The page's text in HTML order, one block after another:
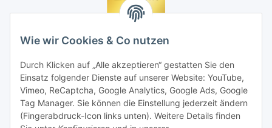
Wie wir Cookies & Co nutzen
Durch Klicken auf „Alle akzeptieren“ gestatten Sie den
Einsatz folgender Dienste auf unserer Website: YouTube,
Vimeo, ReCaptcha, Google Analytics, Google Ads, Google
Tag Manager. Sie können die Einstellung jederzeit ändern
(Fingerabdruck-Icon links unten). Weitere Details finden